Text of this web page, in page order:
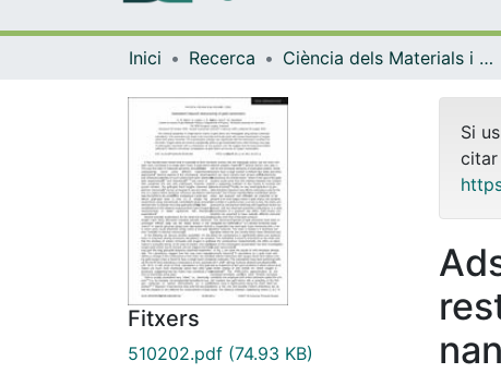
Inici Recerca Ciència dels Materials i Química Física
Fitxers
510202.pdf (74.93 KB)
Si
citar